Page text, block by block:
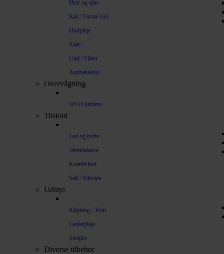
Ører og øjne
Køl / Varme Gel
Hudpleje
Kløe
Utøj / Flåter
Antibakteriel
Overvågning
Wi-Fi kamera
Tilskud
Led og hofte
Tarmbalance
Kosttilskud
Salt / Sliksten
Udstyr
Klipning / Trim
Læderpleje
Strigler
Diverse tilbehør